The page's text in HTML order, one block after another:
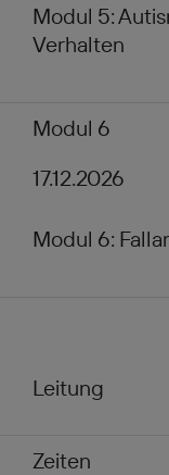
Modul 5:
Verhalten
Modul 6
17.12.2026
Modul 6:
Leitung
Zeiten